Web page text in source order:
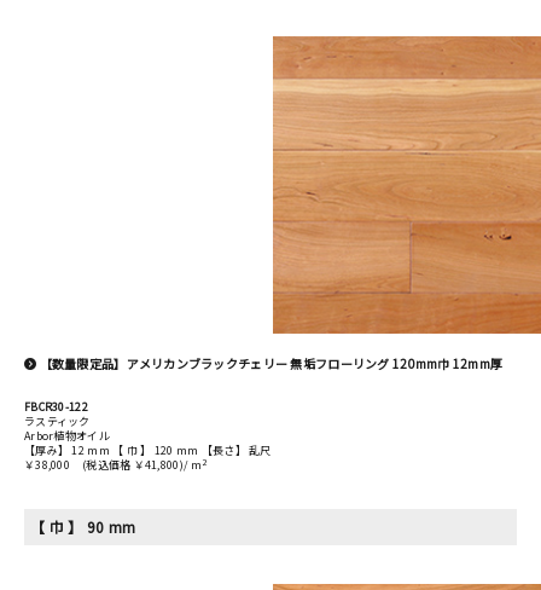
【数量限定品】アメリカンブラックチェリー 無垢フローリング 120mm巾 12mm厚
FBCR30-122
ラスティック
Arbor植物オイル
【厚み】 12 mm 【 巾 】 120 mm 【長さ】 乱尺
￥38,000
(税込価格 ￥41,800)/ m 2
【 巾 】 90 mm